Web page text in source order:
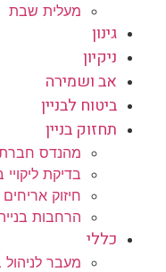
מעלית שבת
גינון
ניקיון
אב ושמירה
ביטוח לבניין
תחזוק בניין
מהנדס חברת
בדיקת ליקויי
חיזוק אריחים
הרחבות בנייה
כללי
מעבר